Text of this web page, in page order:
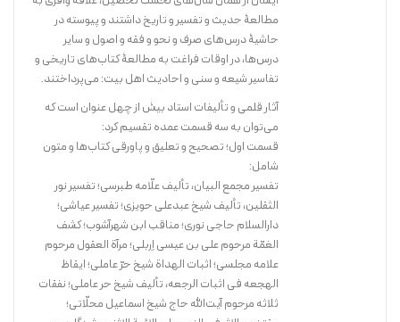
با قلم ساده، و در عین حال شیوای آیت الله سیدهاشم رسولی محلاتی نوشته
شده و شامل دوران کودکی، دوران زناشویی، تا وفات ایشان است. در این کتاب
با شمّه‌ای از فضایل ایشان و نیز معرفی دختران آن بانوی بزرگوار آشنا
ویراست جدید این کتاب ارزشمند، با تجدیدنظر و اصلاحات نویسنده محترم
مطالعۀ حدیث و تفسیر و تاریخ داشتند و پیوسته در
حاشیۀ درس‌های صرف و نحو و فقه و اصول و سایر
درس‌ها، در اوقات فراغت به مطالعۀ کتاب‌های تاریخی و
تفاسیر شیعه و سنی و احادیث اهل بیت: می‌پرداختند.
آثار قلمی و تألیفات استاد بیش از چهل عنوان است که
می‌توان به سه قسمت عمده تقسیم کرد:
قسمت اول؛ تصحیح و تعلیق و پاورقی کتاب‌ها و متون
شامل:
تفسیر مجمع البیان، تألیف علّامه طبرسی؛ تفسیر نور
الثقلین، تألیف شیخ عبدعلی حویزی؛ تفسیر عیاشی؛
دارالسلام حاجی نوری؛ مناقب ابن شهرآشوب؛ ‌کشف
الغمّة مرحوم علی ‌بن عیسی اِربلی؛ مرآة العقول مرحوم
علامه مجلسی؛ اثبات الهداة شیخ حرّ عاملی؛ ایقاظ
الهجعه فی اثبات الرجعه، تألیف شیخ حر عاملی؛ نفقات
ثلاثه مرحوم آیت‌الله حاج شیخ اسماعیل محلّاتی؛